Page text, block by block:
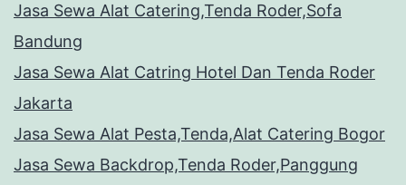
Jasa Sewa Alat Catering,Tenda Roder,Sofa
Bandung
Jasa Sewa Alat Catring Hotel Dan Tenda Roder
Jakarta
Jasa Sewa Alat Pesta,Tenda,Alat Catering Bogor
Jasa Sewa Backdrop,Tenda Roder,Panggung